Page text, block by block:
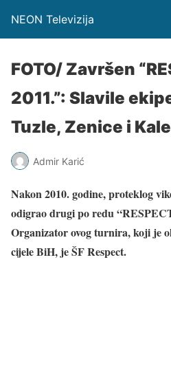
NEON Televizija
FOTO/ Završen
2011.”: Slavile
Tuzle, Zenice i
Admir Karić
Nakon 2010. godine, proteklog
odigrao drugi po redu
Organizator ovog turnira, koji je
cijele BiH, je ŠF Respect.